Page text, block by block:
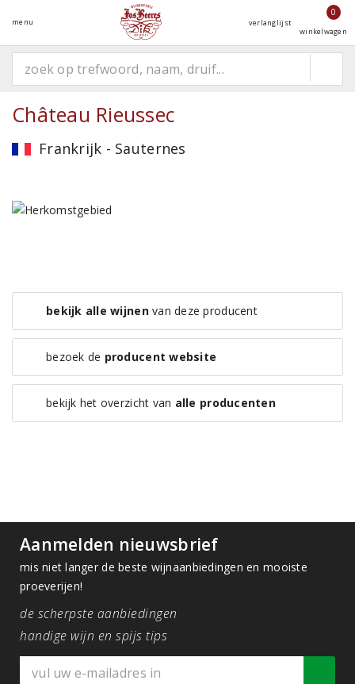
menu verlanglijst
0
winkelwagen
Château Rieussec
Frankrijk - Sauternes
bekijk alle wijnenvan deze producent
bezoek de producent website
bekijk het overzicht van alle producenten
Aanmelden nieuwsbrief
mis niet langer de beste wijnaanbiedingen en mooiste
proeverijen!
de scherpste aanbiedingen
handige wijn en spijs tips